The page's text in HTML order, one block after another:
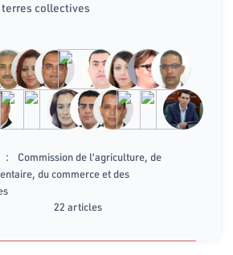
collectives
:
Commission de l’agriculture, de
du commerce et des
22 articles